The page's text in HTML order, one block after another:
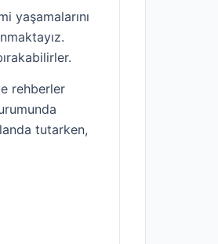
yaşamalarını
rehberler
tutarken,